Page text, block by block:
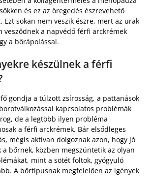
és ez az öregedés észrevehető
Ezt sokan nem veszik észre, mert az urak
vesződnek a napvédő férfi arckrémek
a bőrápolással.
készülnek a férfi
gondja a túlzott zsírosság, a pattanások
kapcsolatos problémák
de a legtöbb ilyen probléma
a férfi arckrémek. Bár elsődleges
mégis aktívan dolgoznak azon, hogy jó
bőrnek, közben megszüntetik az olyan
mint a sötét foltok, gyógyuló
A bőrtípusnak megfelelően az igények